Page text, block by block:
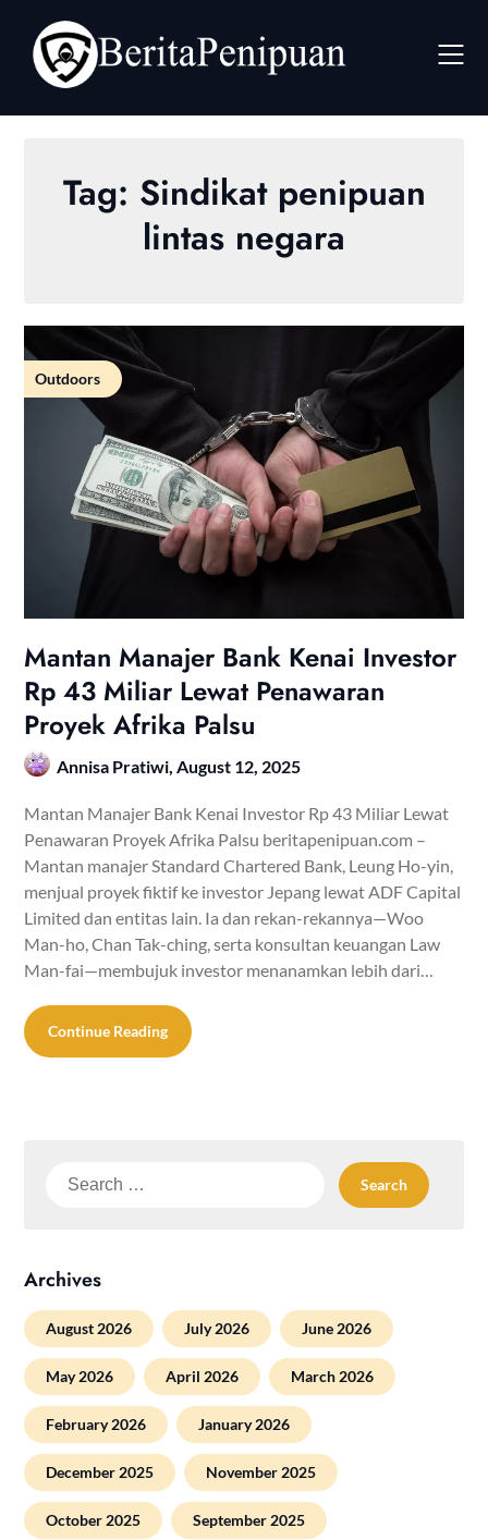
content
Tag: Sindikat penipuan
lintas negara
Outdoors
Mantan Manajer Bank Kenai Investor
Rp 43 Miliar Lewat Penawaran
Proyek Afrika Palsu
Annisa Pratiwi, August 12, 2025
Mantan Manajer Bank Kenai Investor Rp 43 Miliar Lewat
Penawaran Proyek Afrika Palsu beritapenipuan.com –
Mantan manajer Standard Chartered Bank, Leung Ho-yin,
menjual proyek fiktif ke investor Jepang lewat ADF Capital
Limited dan entitas lain. Ia dan rekan-rekannya—Woo
Man-ho, Chan Tak-ching, serta konsultan keuangan Law
Man-fai—membujuk investor menanamkan lebih dari…
Continue Reading
Search
Archives
August 2026 July 2026 June 2026
May 2026 April 2026 March 2026
February 2026 January 2026
December 2025 November 2025
October 2025 September 2025